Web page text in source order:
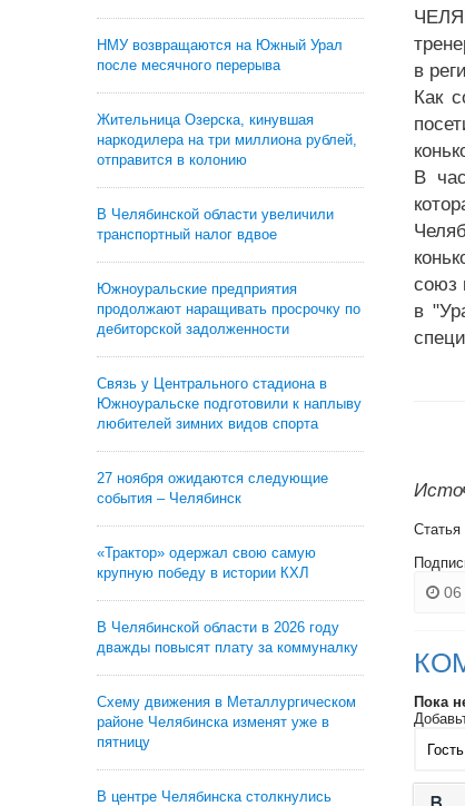
НМУ возвращаются на Южный Урал
после месячного перерыва
Жительница Озерска, кинувшая
наркодилера на три миллиона рублей,
отправится в колонию
В Челябинской области увеличили
транспортный налог вдвое
Южноуральские предприятия
продолжают наращивать просрочку по
дебиторской задолженности
Связь у Центрального стадиона в
Южноуральске подготовили к наплыву
любителей зимних видов спорта
27 ноября ожидаются следующие
события – Челябинск
«Трактор» одержал свою самую
крупную победу в истории КХЛ
В Челябинской области в 2026 году
дважды повысят плату за коммуналку
Схему движения в Металлургическом
районе Челябинска изменят уже в
пятницу
В центре Челябинска столкнулись
в
Как
В
союз
в
Статья
06
Пока